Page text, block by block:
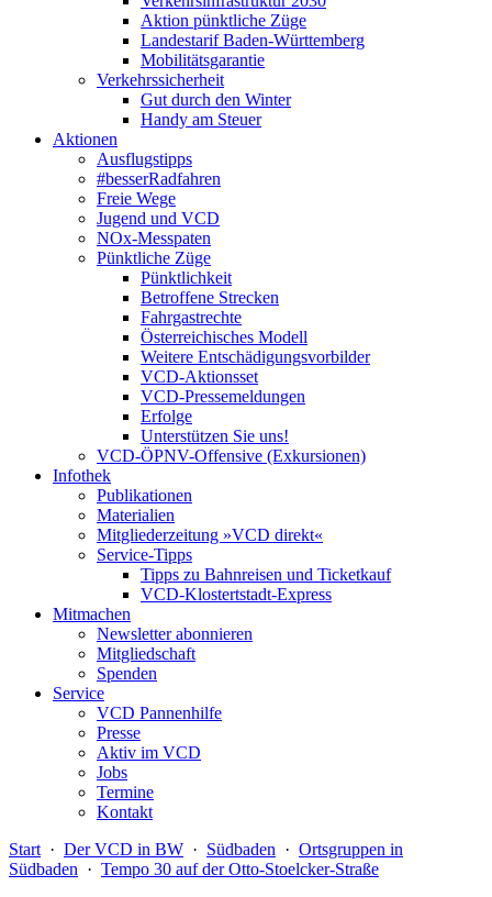
Aktion pünktliche Züge
Landestarif Baden-Württemberg
Mobilitätsgarantie
Verkehrssicherheit
Gut durch den Winter
Handy am Steuer
Aktionen
Ausflugstipps
#besserRadfahren
Freie Wege
Jugend und VCD
NOx-Messpaten
Pünktliche Züge
Pünktlichkeit
Betroffene Strecken
Fahrgastrechte
Österreichisches Modell
Weitere Entschädigungsvorbilder
VCD-Aktionsset
VCD-Pressemeldungen
Erfolge
Unterstützen Sie uns!
VCD-ÖPNV-Offensive (Exkursionen)
Infothek
Publikationen
Materialien
Mitgliederzeitung »VCD direkt«
Service-Tipps
Tipps zu Bahnreisen und Ticketkauf
VCD-Klostertstadt-Express
Mitmachen
Newsletter abonnieren
Mitgliedschaft
Spenden
Service
VCD Pannenhilfe
Presse
Aktiv im VCD
Jobs
Termine
Kontakt
Start · Der VCD in BW · Südbaden · Ortsgruppen in
Südbaden · Tempo 30 auf der Otto-Stoelcker-Straße